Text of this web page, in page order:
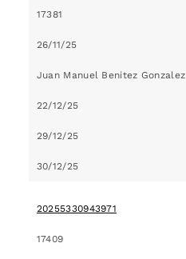
17381
26/11/25
Juan Manuel Benitez Gonzalez
22/12/25
29/12/25
30/12/25
20255330943971
17409